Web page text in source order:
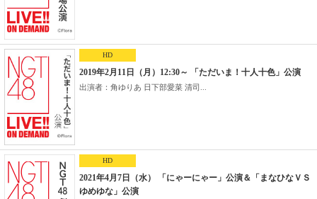
HD
2019年2月11日（月）12:30～ 「ただいま！十人十色」公演
出演者：角ゆりあ 日下部愛菜 清司...
HD
2021年4月7日（水） 「にゃーにゃー」公演＆「まなひなＶＳ
ゆめゆな」公演